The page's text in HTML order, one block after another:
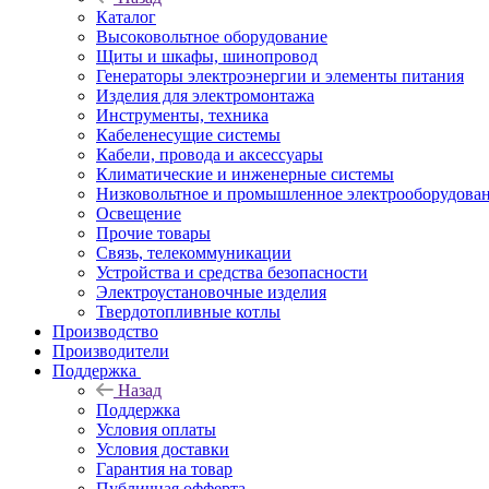
Каталог
Высоковольтное оборудование
Щиты и шкафы, шинопровод
Генераторы электроэнергии и элементы питания
Изделия для электромонтажа
Инструменты, техника
Кабеленесущие системы
Кабели, провода и аксессуары
Климатические и инженерные системы
Низковольтное и промышленное
Освещение
Прочие товары
Связь, телекоммуникации
Устройства и средства безопасности
Электроустановочные изделия
Твердотопливные котлы
Производство
Производители
Поддержка
Назад
Поддержка
Условия оплаты
Условия доставки
Гарантия на товар